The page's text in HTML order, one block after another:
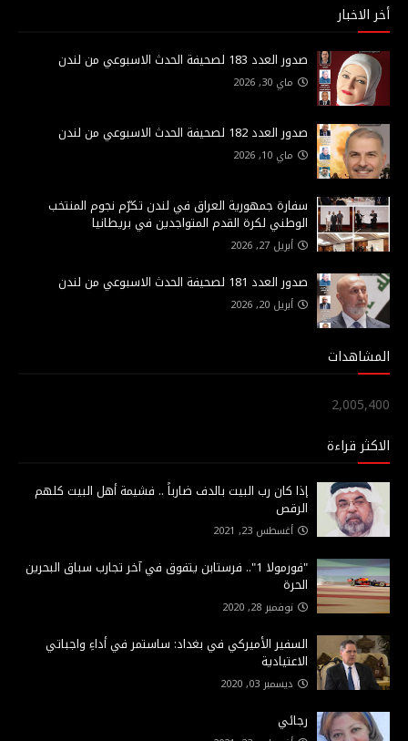
أخر الاخبار
صدور العدد 183 لصحيفة الحدث الاسبوعي من لندن
ماي 30, 2026
صدور العدد 182 لصحيفة الحدث الاسبوعي من لندن
ماي 10, 2026
سفارة جمهورية العراق في لندن تكرّم نجوم المنتخب
الوطني لكرة القدم المتواجدين في بريطانيا
أبريل 27, 2026
صدور العدد 181 لصحيفة الحدث الاسبوعي من لندن
أبريل 20, 2026
المشاهدات
2,005,400
الاكثر قراءة
إذا كان رب البيت بالدف ضارباً .. فشيمة أهل البيت كلهم
الرقص
أغسطس 23, 2021
"فورمولا 1".. فرستابن يتفوق في آخر تجارب سباق البحرين
الحرة
نوفمبر 28, 2020
السفير الأميركي في بغداد: ساستمر في أداءِ واجباتي
الاعتيادية
ديسمبر 03, 2020
رجائي